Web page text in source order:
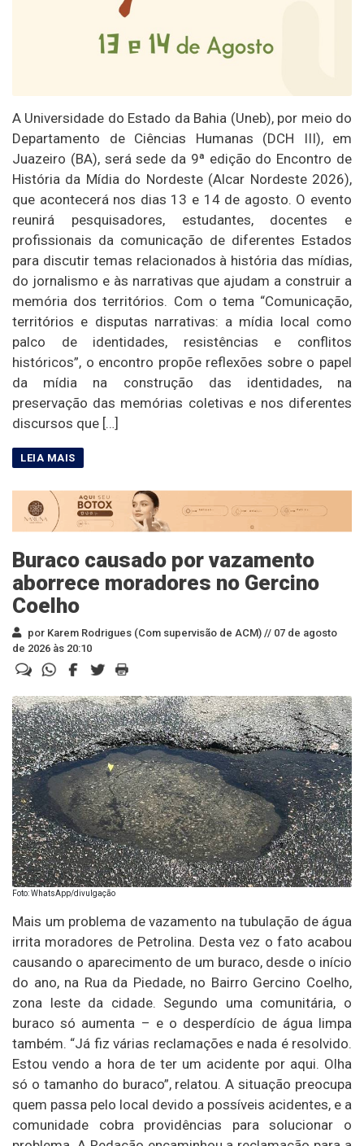
A Universidade do Estado da Bahia (Uneb), por meio do
Departamento de Ciências Humanas (DCH III), em
Juazeiro (BA), será sede da 9ª edição do Encontro de
História da Mídia do Nordeste (Alcar Nordeste 2026),
que acontecerá nos dias 13 e 14 de agosto. O evento
reunirá pesquisadores, estudantes, docentes e
profissionais da comunicação de diferentes Estados
para discutir temas relacionados à história das mídias,
do jornalismo e às narrativas que ajudam a construir a
memória dos territórios. Com o tema “Comunicação,
territórios e disputas narrativas: a mídia local como
palco de identidades, resistências e conflitos
históricos”, o encontro propõe reflexões sobre o papel
da mídia na construção das identidades, na
preservação das memórias coletivas e nos diferentes
discursos que […]
Buraco causado por vazamento
aborrece moradores no Gercino
Coelho
por Karem Rodrigues (Com supervisão de ACM) // 07 de agosto
de 2026 às 20:10
Foto: WhatsApp/divulgação
Mais um problema de vazamento na tubulação de água
irrita moradores de Petrolina. Desta vez o fato acabou
causando o aparecimento de um buraco, desde o início
do ano, na Rua da Piedade, no Bairro Gercino Coelho,
zona leste da cidade. Segundo uma comunitária, o
buraco só aumenta – e o desperdício de água limpa
também. “Já fiz várias reclamações e nada é resolvido.
Estou vendo a hora de ter um acidente por aqui. Olha
só o tamanho do buraco”, relatou. A situação preocupa
quem passa pelo local devido a possíveis acidentes, e a
comunidade cobra providências para solucionar o